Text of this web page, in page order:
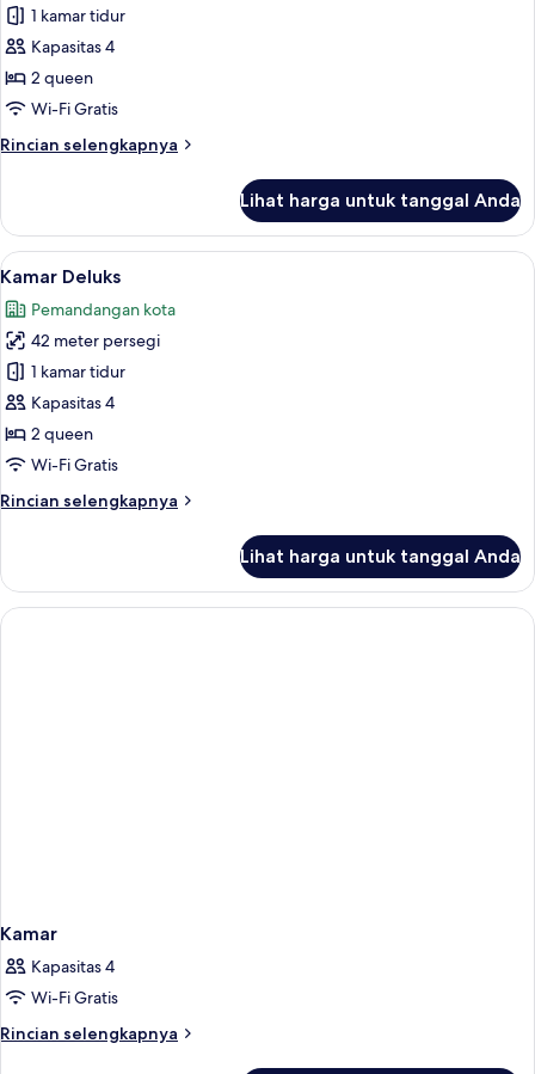
Kamar
Standar,
Bebas
Asap
1 kamar tidur
Kapasitas 4
2 queen
Wi-Fi Gratis
Rincian selengkapnya
Rincian
Kamar
Standar,
Bebas
Rokok
Lihat harga untuk tanggal Anda
Lihat
semua
foto
untuk
Kamar
Deluks
Brankas, meja kerja, ruang kerja
4
Kamar Deluks
Pemandangan kota
42 meter persegi
1 kamar tidur
Kapasitas 4
2 queen
Wi-Fi Gratis
Rincian selengkapnya
Rincian
Kamar
Deluks
Lihat harga untuk tanggal Anda
Kamar
Kapasitas 4
Wi-Fi Gratis
Rincian selengkapnya
Rincian